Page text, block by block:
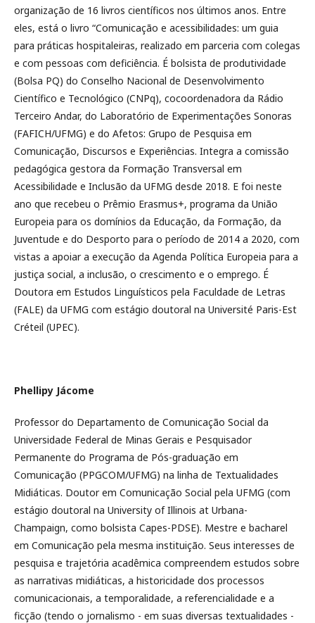
organização de 16 livros científicos nos últimos anos. Entre
eles, está o livro “Comunicação e acessibilidades: um guia
para práticas hospitaleiras, realizado em parceria com colegas
e com pessoas com deficiência. É bolsista de produtividade
(Bolsa PQ) do Conselho Nacional de Desenvolvimento
Científico e Tecnológico (CNPq), cocoordenadora da Rádio
Terceiro Andar, do Laboratório de Experimentações Sonoras
(FAFICH/UFMG) e do Afetos: Grupo de Pesquisa em
Comunicação, Discursos e Experiências. Integra a comissão
pedagógica gestora da Formação Transversal em
Acessibilidade e Inclusão da UFMG desde 2018. E foi neste
ano que recebeu o Prêmio Erasmus+, programa da União
Europeia para os domínios da Educação, da Formação, da
Juventude e do Desporto para o período de 2014 a 2020, com
vistas a apoiar a execução da Agenda Política Europeia para a
justiça social, a inclusão, o crescimento e o emprego. É
Doutora em Estudos Linguísticos pela Faculdade de Letras
(FALE) da UFMG com estágio doutoral na Université Paris-Est
Créteil (UPEC).
Phellipy Jácome
Professor do Departamento de Comunicação Social da
Universidade Federal de Minas Gerais e Pesquisador
Permanente do Programa de Pós-graduação em
Comunicação (PPGCOM/UFMG) na linha de Textualidades
Midiáticas. Doutor em Comunicação Social pela UFMG (com
estágio doutoral na University of Illinois at Urbana-
Champaign, como bolsista Capes-PDSE). Mestre e bacharel
em Comunicação pela mesma instituição. Seus interesses de
pesquisa e trajetória acadêmica compreendem estudos sobre
as narrativas midiáticas, a historicidade dos processos
comunicacionais, a temporalidade, a referencialidade e a
ficção (tendo o jornalismo - em suas diversas textualidades -